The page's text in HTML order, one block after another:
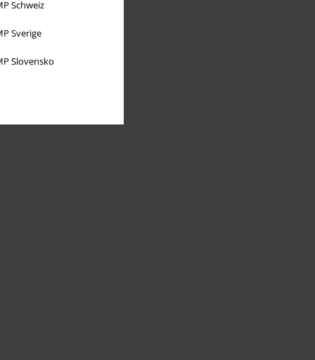
Schweiz
Sverige
Slovensko